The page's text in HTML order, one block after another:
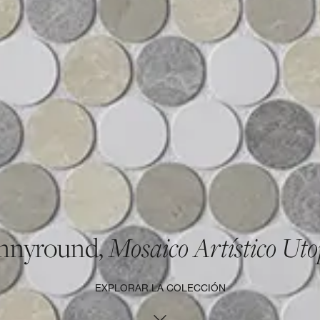
Mosaico Artístico
EXPLORAR LA COLECCIÓN